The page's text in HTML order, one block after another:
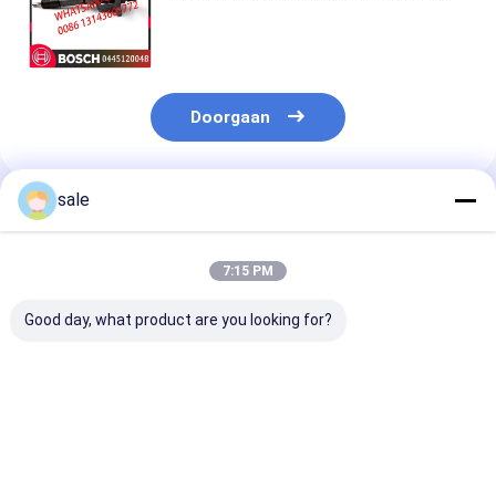
Doorgaan
Geadviseerde Producten
sale
7:15 PM
Good day, what product are you looking for?